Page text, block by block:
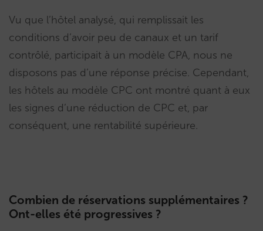
Vu que l’hôtel analysé, qui remplissait les
conditions d’avoir peu de canaux et un tarif
contrôlé, participait à un modèle CPA, nous ne
disposons pas d’une réponse précise. Cependant,
les hôtels au modèle CPC ont montré quant à eux
les signes d’une réduction de CPC et, par
conséquent, une rentabilité supérieure.
Combien de réservations supplémentaires ?
Ont-elles été progressives ?